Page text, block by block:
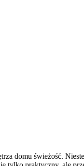
domu świeżość.